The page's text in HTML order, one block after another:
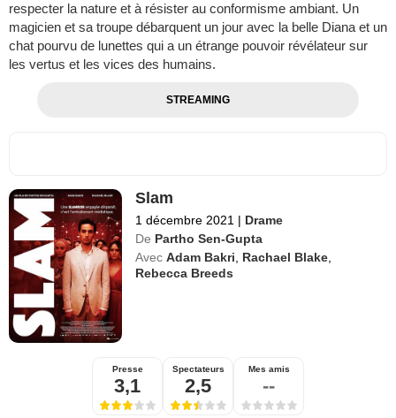
respecter la nature et à résister au conformisme ambiant. Un
magicien et sa troupe débarquent un jour avec la belle Diana et un
chat pourvu de lunettes qui a un étrange pouvoir révélateur sur
les vertus et les vices des humains.
STREAMING
Slam
1 décembre 2021 | Drame
De Partho Sen-Gupta
Avec Adam Bakri Rachael Blake
Rebecca Breeds
Presse
3,1
Spectateurs
2,5
Mes amis
--